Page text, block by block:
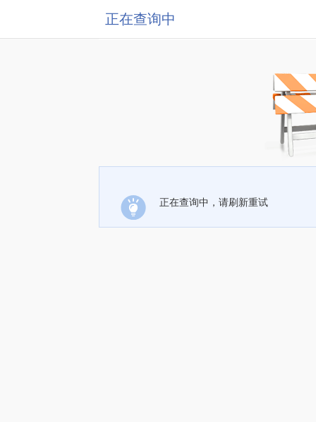
正在查询中
正在查询中，请刷新重试